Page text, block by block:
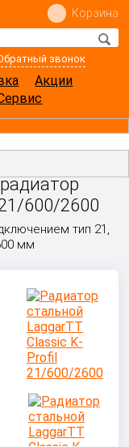
звонок
Корзина
Акции
600/2600
тип 21,
мм